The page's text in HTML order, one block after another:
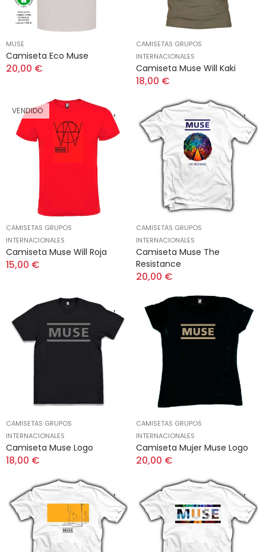
MUSE
Camiseta Eco Muse
20,00 €
CAMISETAS GRUPOS
INTERNACIONALES
Camiseta Muse Will Kaki
18,00 €
VENDIDO
CAMISETAS GRUPOS
INTERNACIONALES
Camiseta Muse Will Roja
15,00 €
CAMISETAS GRUPOS
INTERNACIONALES
Camiseta Muse The
Resistance
20,00 €
CAMISETAS GRUPOS
INTERNACIONALES
Camiseta Muse Logo
18,00 €
CAMISETAS GRUPOS
INTERNACIONALES
Camiseta Mujer Muse Logo
20,00 €